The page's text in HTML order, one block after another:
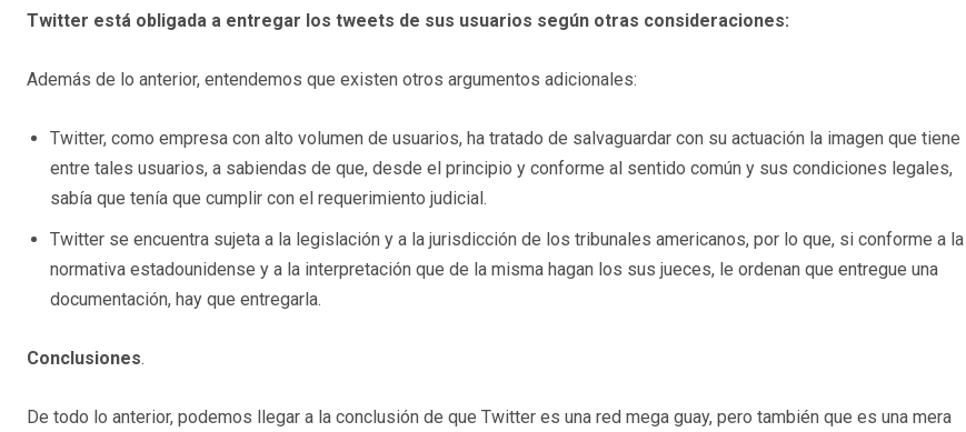
Twitter está obligada a entregar los tweets de sus usuarios según otras consideraciones:
Además de lo anterior, entendemos que existen otros argumentos adicionales:
Twitter, como empresa con alto volumen de usuarios, ha tratado de salvaguardar con su actuación la imagen que tiene
entre tales usuarios, a sabiendas de que, desde el principio y conforme al sentido común y sus condiciones legales,
sabía que tenía que cumplir con el requerimiento judicial.
Twitter se encuentra sujeta a la legislación y a la jurisdicción de los tribunales americanos, por lo que, si conforme a la
normativa estadounidense y a la interpretación que de la misma hagan los sus jueces, le ordenan que entregue una
documentación, hay que entregarla.
Conclusiones.
De todo lo anterior, podemos llegar a la conclusión de que Twitter es una red mega guay, pero también que es una mera